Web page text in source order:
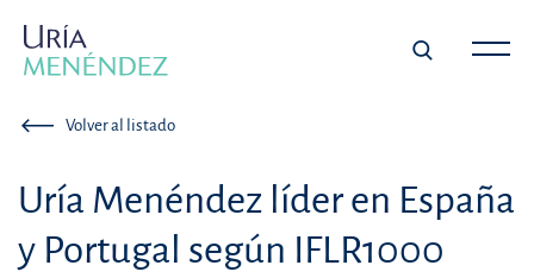
Volver al listado
Uría Menéndez líder en España
y Portugal según IFLR1000